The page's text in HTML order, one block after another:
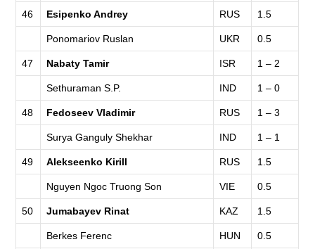
46 Esipenko Andrey RUS 1.5
Ponomariov Ruslan UKR 0.5
47 Nabaty Tamir ISR 1 – 2
Sethuraman S.P. IND 1 – 0
48 Fedoseev Vladimir RUS 1 – 3
Surya Ganguly Shekhar IND 1 – 1
49 Alekseenko Kirill RUS 1.5
Nguyen Ngoc Truong Son VIE 0.5
50 Jumabayev Rinat KAZ 1.5
Berkes Ferenc HUN 0.5